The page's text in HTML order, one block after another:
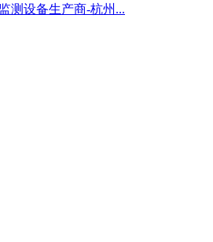
测设备生产商-杭州...